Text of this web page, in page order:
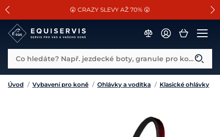
SLEVA 13% na vše od Cassini!
😮 CRAZY SLEVY AŽ 70% 😮
📐Pasování a doplňky k vybraným sedlům ZDARMA 🐴
Co hledáte? Např. jezdecké boty, granule pro koně...
Úvod / Vybavení pro koně / Ohlávky a vodítka / Klasické ohlávky